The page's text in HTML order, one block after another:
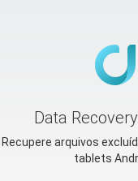
Data
Recupere arquivos
tablets